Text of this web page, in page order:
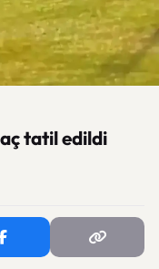
tatil edildi